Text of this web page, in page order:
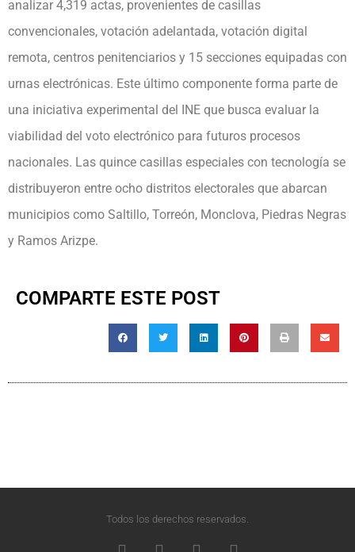
analizar 4,319 actas, provenientes de casillas
convencionales, votación adelantada, votación digital
remota, centros penitenciarios y 15 secciones equipadas con
urnas electrónicas. Este último componente forma parte de
una iniciativa experimental del INE que busca evaluar la
viabilidad del voto electrónico para futuros procesos
nacionales. Las quince casillas especiales con tecnología se
distribuyeron entre ocho distritos electorales que abarcan
municipios como Saltillo, Torreón, Monclova, Piedras Negras
y Ramos Arizpe.
COMPARTE ESTE POST
Todos los derechos reservados.